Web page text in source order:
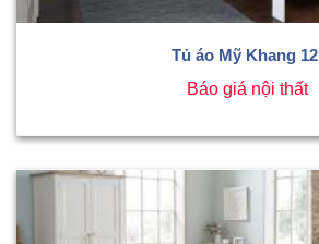
Tủ áo Mỹ Khang 12
Báo giá nội thất